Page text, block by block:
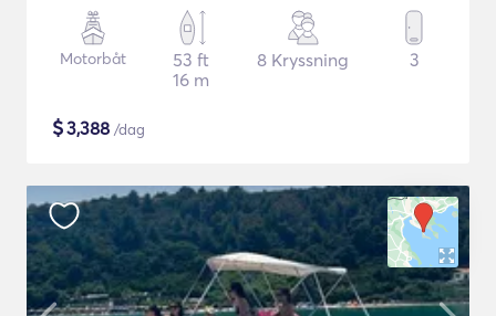
Motorbåt
53 ft
16 m
8 Kryssning 3
$3,388 /dag